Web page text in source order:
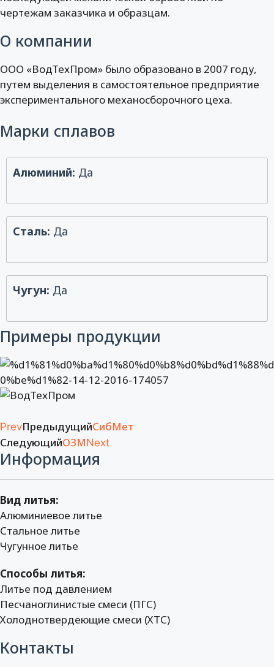
чертежам заказчика и образцам.
О компании
ООО «ВодТехПром» было образовано в 2007 году,
путем выделения в самостоятельное предприятие
экспериментального механосборочного цеха.
Марки сплавов
Алюминий: Да
Сталь: Да
Чугун: Да
Примеры продукции
PrevПредыдущийСибМет
СледующийОЗМNext
Информация
Вид литья:
Алюминиевое литье
Стальное литье
Чугунное литье
Способы литья:
Литье под давлением
Песчаноглинистые смеси (ПГС)
Холоднотвердеющие смеси (ХТС)
Контакты